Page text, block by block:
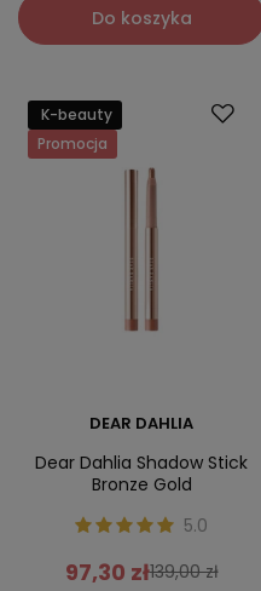
Do koszyka
K-beauty
Promocja
DEAR DAHLIA
Dear Dahlia Shadow Stick
Bronze Gold
5.0
97,30 zł139,00 zł